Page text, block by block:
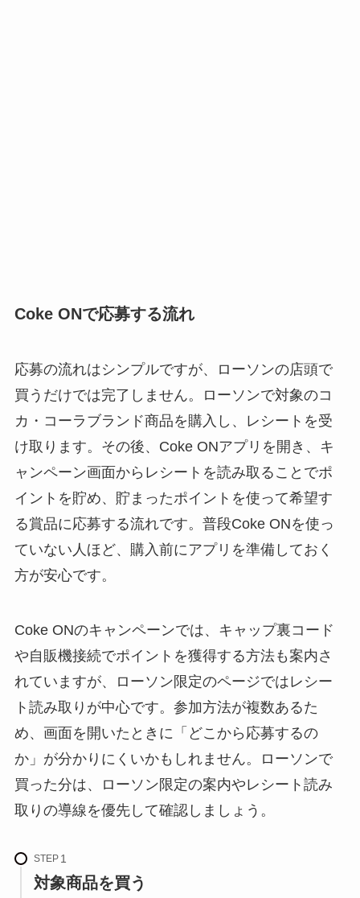
Coke ONで応募する流れ
応募の流れはシンプルですが、ローソンの店頭で
買うだけでは完了しません。ローソンで対象のコ
カ・コーラブランド商品を購入し、レシートを受
け取ります。その後、Coke ONアプリを開き、キ
ャンペーン画面からレシートを読み取ることでポ
イントを貯め、貯まったポイントを使って希望す
る賞品に応募する流れです。普段Coke ONを使っ
ていない人ほど、購入前にアプリを準備しておく
方が安心です。
Coke ONのキャンペーンでは、キャップ裏コード
や自販機接続でポイントを獲得する方法も案内さ
れていますが、ローソン限定のページではレシー
ト読み取りが中心です。参加方法が複数あるた
め、画面を開いたときに「どこから応募するの
か」が分かりにくいかもしれません。ローソンで
買った分は、ローソン限定の案内やレシート読み
取りの導線を優先して確認しましょう。
STEP
対象商品を買う